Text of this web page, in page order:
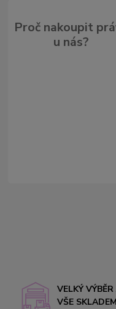
Proč nakoupit
u nás?
VELKÝ
VŠE SKLADEM